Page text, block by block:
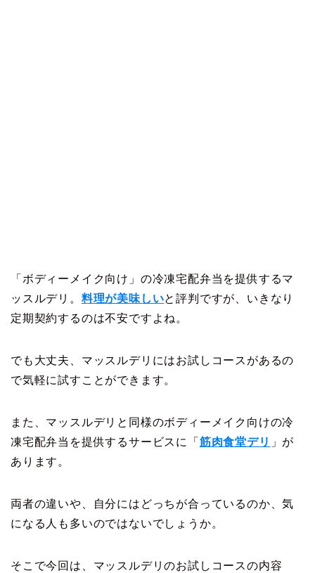
「ボディーメイク向け」の冷凍宅配弁当を提供するマ
ッスルデリ。 料理が美味しいと評判ですが、いきなり
定期契約するのは不安ですよね。
でも大丈夫、マッスルデリにはお試しコースがあるの
で気軽に試すことができます。
また、マッスルデリと同様のボディーメイク向けの冷
凍宅配弁当を提供するサービスに「 筋肉食堂デリ 」が
あります。
両者の違いや、自分にはどっちが合っているのか、気
になる人も多いのではないでしょうか。
そこで今回は、マッスルデリのお試しコースの内容